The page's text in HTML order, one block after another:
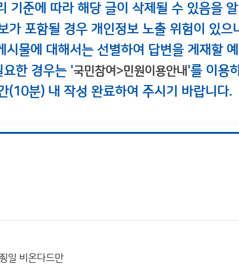
기준에 따라 해당 글이 삭제될 수 있음을
가 포함될 경우 개인정보 노출 위험이 있으
시물에 대해서는 선별하여 답변을 게재할
한 경우는 '국민참여>민원이용안내'를 이용
(10분) 내 작성 완료하여 주시기 바랍니다.
일 비온다드만